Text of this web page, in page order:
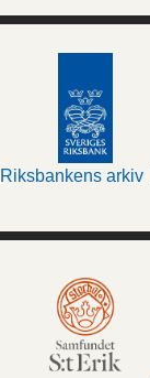
Riksbankens arkiv